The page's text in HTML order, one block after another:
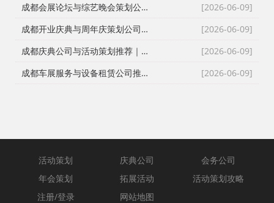
[2026-06-09]
成都会展论坛与综艺晚会策划公司推荐｜活动策划执行与资源整合专家
[2026-06-09]
成都开业庆典与周年庆策划公司推荐｜专业舞台搭建与高端现场布置
[2026-06-09]
成都庆典公司与活动策划推荐｜跨年晚会、元旦晚会、企业年会一站式执行
[2026-06-09]
成都车展服务与设备租赁公司推荐｜新车上市、试驾活动、巡展全案执行
活动策划 庆典公司
会务公司
年会策划
拓展活动
活动策划攻略
注册/登录
网站地图